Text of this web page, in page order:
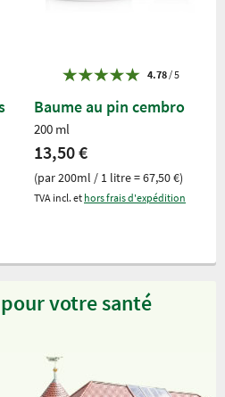
4.78/ 5
Baume au pin cembro
200 ml
13,50 €
(par 200ml / 1 litre = 67,50 €)
TVA incl. et hors frais d'expédition
votre santé